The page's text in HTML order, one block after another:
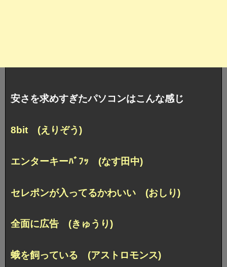
安さを求めすぎたパソコンはこんな感じ
8bit (えりぞう)
エンターキーﾊﾞﾌｯ (なす田中)
セレポンが入ってるかわいい (おしり)
全面に広告 (きゅうり)
蛾を飼っている (アストロモンス)